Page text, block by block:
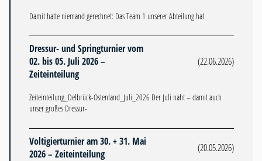
Damit hatte niemand gerechnet: Das Team 1 unserer Abteilung hat
Dressur- und Springturnier vom
02. bis 05. Juli 2026 –
Zeiteinteilung
(22.06.2026)
Zeiteinteilung_Delbrück-Ostenland_Juli_2026 Der Juli naht – damit auch
unser großes Dressur-
Voltigierturnier am 30. + 31. Mai
2026 – Zeiteinteilung
(20.05.2026)